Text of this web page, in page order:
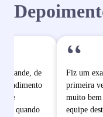
grande, de
de
quando
“
Fiz um
primeira
muito
equipe